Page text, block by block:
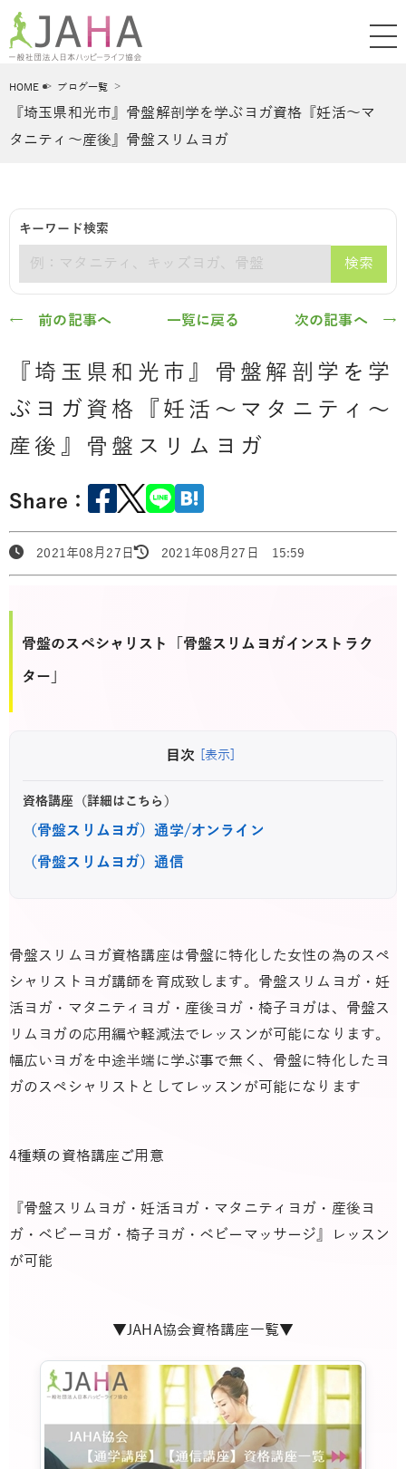
HOME ブログ一覧
『埼玉県和光市』骨盤解剖学を学ぶヨガ資格『妊活～マ
タニティ～産後』骨盤スリムヨガ
キーワード検索
検索
← 前の記事へ 一覧に戻る 次の記事へ →
『埼玉県和光市』骨盤解剖学を学
ぶヨガ資格『妊活～マタニティ～
産後』骨盤スリムヨガ
Share：
2021年08月27日 2021年08月27日 15:59
骨盤のスペシャリスト「骨盤スリムヨガインストラク
ター」
目次 [表示]
資格講座（詳細はこちら）
（骨盤スリムヨガ）通学/オンライン
（骨盤スリムヨガ）通信
骨盤スリムヨガ資格講座は骨盤に特化した女性の為のスペ
シャリストヨガ講師を育成致します。骨盤スリムヨガ・妊
活ヨガ・マタニティヨガ・産後ヨガ・椅子ヨガは、骨盤ス
リムヨガの応用編や軽減法でレッスンが可能になります。
幅広いヨガを中途半端に学ぶ事で無く、骨盤に特化したヨ
ガのスペシャリストとしてレッスンが可能になります
4種類の資格講座ご用意
『骨盤スリムヨガ・妊活ヨガ・マタニティヨガ・産後ヨ
ガ・ベビーヨガ・椅子ヨガ・ベビーマッサージ』レッスン
が可能
▼JAHA協会資格講座一覧▼